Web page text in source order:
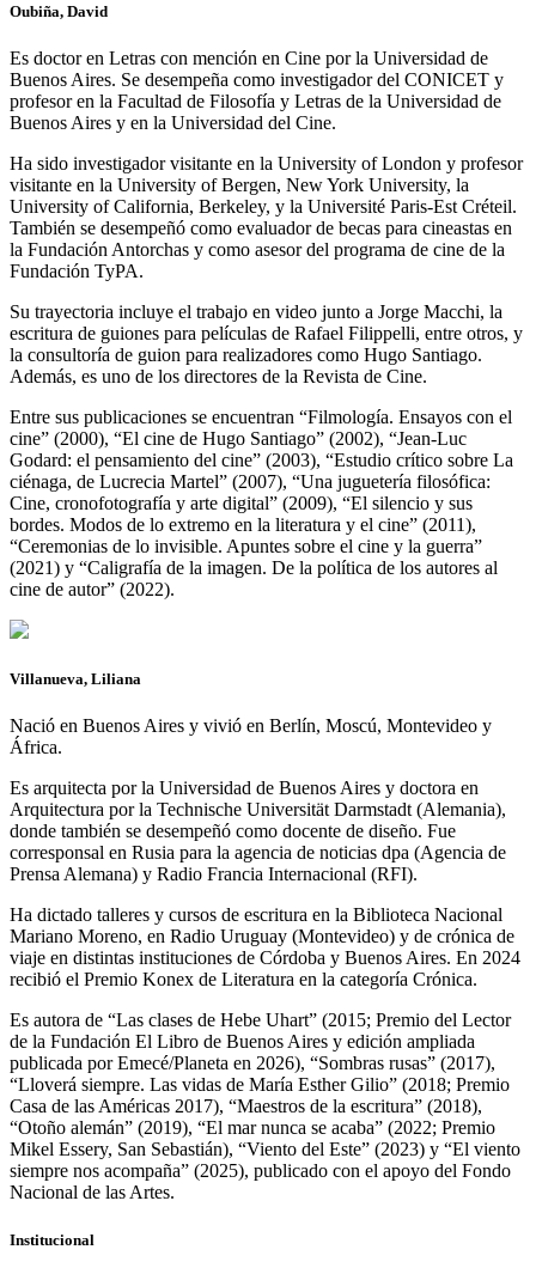
Oubiña, David
Es doctor en Letras con mención en Cine por la Universidad de
Buenos Aires. Se desempeña como investigador del CONICET y
profesor en la Facultad de Filosofía y Letras de la Universidad de
Buenos Aires y en la Universidad del Cine.
Ha sido investigador visitante en la University of London y profesor
visitante en la University of Bergen, New York University, la
University of California, Berkeley, y la Université Paris-Est Créteil.
También se desempeñó como evaluador de becas para cineastas en
la Fundación Antorchas y como asesor del programa de cine de la
Fundación TyPA.
Su trayectoria incluye el trabajo en video junto a Jorge Macchi, la
escritura de guiones para películas de Rafael Filippelli, entre otros, y
la consultoría de guion para realizadores como Hugo Santiago.
Además, es uno de los directores de la Revista de Cine.
Entre sus publicaciones se encuentran “Filmología. Ensayos con el
cine” (2000), “El cine de Hugo Santiago” (2002), “Jean-Luc
Godard: el pensamiento del cine” (2003), “Estudio crítico sobre La
ciénaga, de Lucrecia Martel” (2007), “Una juguetería filosófica:
Cine, cronofotografía y arte digital” (2009), “El silencio y sus
bordes. Modos de lo extremo en la literatura y el cine” (2011),
“Ceremonias de lo invisible. Apuntes sobre el cine y la guerra”
(2021) y “Caligrafía de la imagen. De la política de los autores al
cine de autor” (2022).
Villanueva, Liliana
Nació en Buenos Aires y vivió en Berlín, Moscú, Montevideo y
África.
Es arquitecta por la Universidad de Buenos Aires y doctora en
Arquitectura por la Technische Universität Darmstadt (Alemania),
donde también se desempeñó como docente de diseño. Fue
corresponsal en Rusia para la agencia de noticias dpa (Agencia de
Prensa Alemana) y Radio Francia Internacional (RFI).
Ha dictado talleres y cursos de escritura en la Biblioteca Nacional
Mariano Moreno, en Radio Uruguay (Montevideo) y de crónica de
viaje en distintas instituciones de Córdoba y Buenos Aires. En 2024
recibió el Premio Konex de Literatura en la categoría Crónica.
Es autora de “Las clases de Hebe Uhart” (2015; Premio del Lector
de la Fundación El Libro de Buenos Aires y edición ampliada
publicada por Emecé/Planeta en 2026), “Sombras rusas” (2017),
“Lloverá siempre. Las vidas de María Esther Gilio” (2018; Premio
Casa de las Américas 2017), “Maestros de la escritura” (2018),
“Otoño alemán” (2019), “El mar nunca se acaba” (2022; Premio
Mikel Essery, San Sebastián), “Viento del Este” (2023) y “El viento
siempre nos acompaña” (2025), publicado con el apoyo del Fondo
Nacional de las Artes.
Institucional